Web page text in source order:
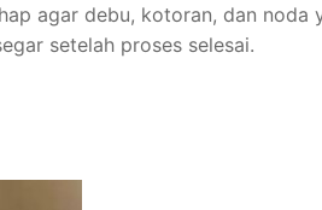
agar debu, kotoran, dan
setelah proses selesai.